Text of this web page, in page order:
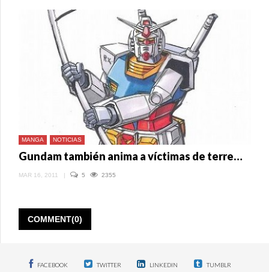
NO
ORPHANS,
NUEVO
PROYECTO
DE
FRANQUICIA
MANGA NOTICIAS
Gundam también anima a víctimas de terremoto en Japón
MAR 16, 2011 | 5 2355
COMMENT(0)
FACEBOOK TWITTER LINKEDIN TUMBLR